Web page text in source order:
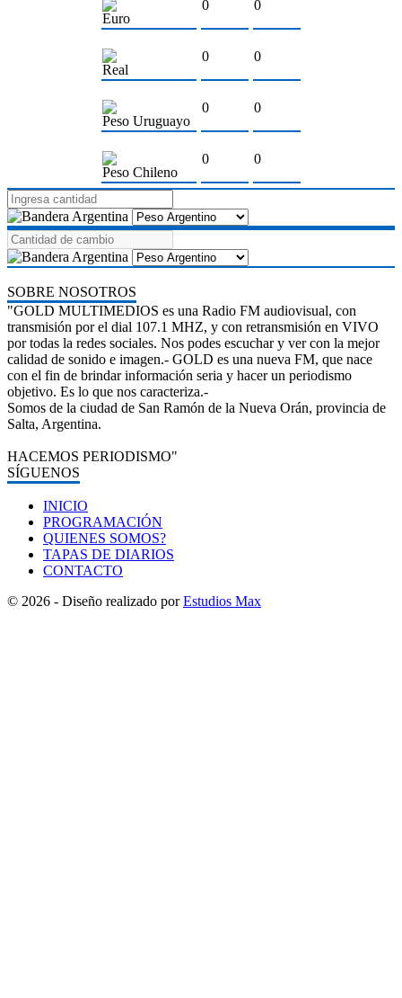
Euro
0 0
Real
0 0
Peso Uruguayo
0 0
Peso Chileno
0 0
SOBRE NOSOTROS
"GOLD MULTIMEDIOS es una Radio FM audiovisual, con
transmisión por el dial 107.1 MHZ, y con retransmisión en VIVO
por todas la redes sociales. Nos podes escuchar y ver con la mejor
calidad de sonido e imagen.- GOLD es una nueva FM, que nace
con el fin de brindar información seria y hacer un periodismo
objetivo. Es lo que nos caracteriza.-
Somos de la ciudad de San Ramón de la Nueva Orán, provincia de
Salta, Argentina.
HACEMOS PERIODISMO"
SÍGUENOS
INICIO
PROGRAMACIÓN
QUIENES SOMOS?
TAPAS DE DIARIOS
CONTACTO
© 2026 - Diseño realizado porEstudios Max